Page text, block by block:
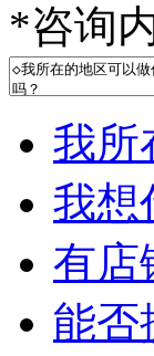
*咨询
我所
我想
有店
能否